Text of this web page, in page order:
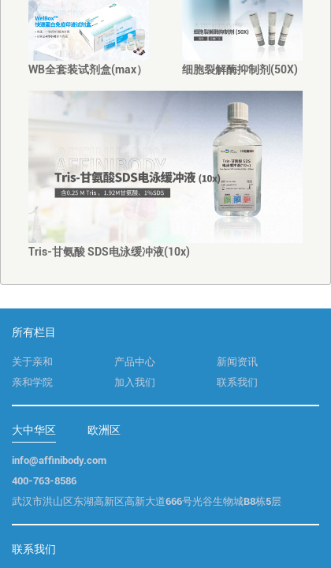
WB全套装试剂盒(max） 细胞裂解酶抑制剂(50X)
Tris-甘氨酸 SDS电泳缓冲液(10x)
所有栏目
关于亲和 产品中心
新闻资讯
亲和学院
加入我们 联系我们
大中华区 欧洲区
info@affinibody.com
400-763-8586
武汉市洪山区东湖高新区高新大道666号光谷生物城B8栋5层
联系我们